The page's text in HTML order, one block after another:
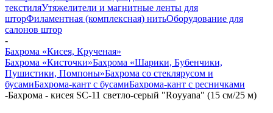
текстиляУтяжелители и магнитные ленты для
шторФиламентная (комплексная) нитьОборудование для
салонов штор
-
Бахрома «Кисея, Крученая»
Бахрома «Кисточки»Бахрома «Шарики, Бубенчики,
Пушистики, Помпоны»Бахрома со стеклярусом и
бусамиБахрома-кант с бусамиБахрома-кант с ресничками
-Бахрома - кисея SC-11 светло-серый "Royyana" (15 см/25 м)